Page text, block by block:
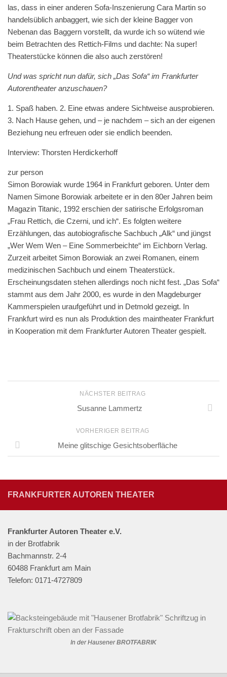
las, dass in einer anderen Sofa-Inszenierung Cara Martin so
handelsüblich anbaggert, wie sich der kleine Bagger von
Nebenan das Baggern vorstellt, da wurde ich so wütend wie
beim Betrachten des Rettich-Films und dachte: Na super!
Theaterstücke können die also auch zerstören!
Und was spricht nun dafür, sich „Das Sofa“ im Frankfurter
Autorentheater anzuschauen?
1. Spaß haben. 2. Eine etwas andere Sichtweise ausprobieren.
3. Nach Hause gehen, und – je nachdem – sich an der eigenen
Beziehung neu erfreuen oder sie endlich beenden.
Interview: Thorsten Herdickerhoff
zur person
Simon Borowiak wurde 1964 in Frankfurt geboren. Unter dem
Namen Simone Borowiak arbeitete er in den 80er Jahren beim
Magazin Titanic, 1992 erschien der satirische Erfolgsroman
„Frau Rettich, die Czerni, und ich“. Es folgten weitere
Erzählungen, das autobiografische Sachbuch „Alk“ und jüngst
„Wer Wem Wen – Eine Sommerbeichte“ im Eichborn Verlag.
Zurzeit arbeitet Simon Borowiak an zwei Romanen, einem
medizinischen Sachbuch und einem Theaterstück.
Erscheinungsdaten stehen allerdings noch nicht fest. „Das Sofa“
stammt aus dem Jahr 2000, es wurde in den Magdeburger
Kammerspielen uraufgeführt und in Detmold gezeigt. In
Frankfurt wird es nun als Produktion des maintheater Frankfurt
in Kooperation mit dem Frankfurter Autoren Theater gespielt.
NÄCHSTER BEITRAG
Susanne Lammertz
VORHERIGER BEITRAG
Meine glitschige Gesichtsoberfläche
FRANKFURTER AUTOREN THEATER
Frankfurter Autoren Theater e.V.
in der Brotfabrik
Bachmannstr. 2-4
60488 Frankfurt am Main
Telefon: 0171-4727809
In der HausenerBROTFABRIK